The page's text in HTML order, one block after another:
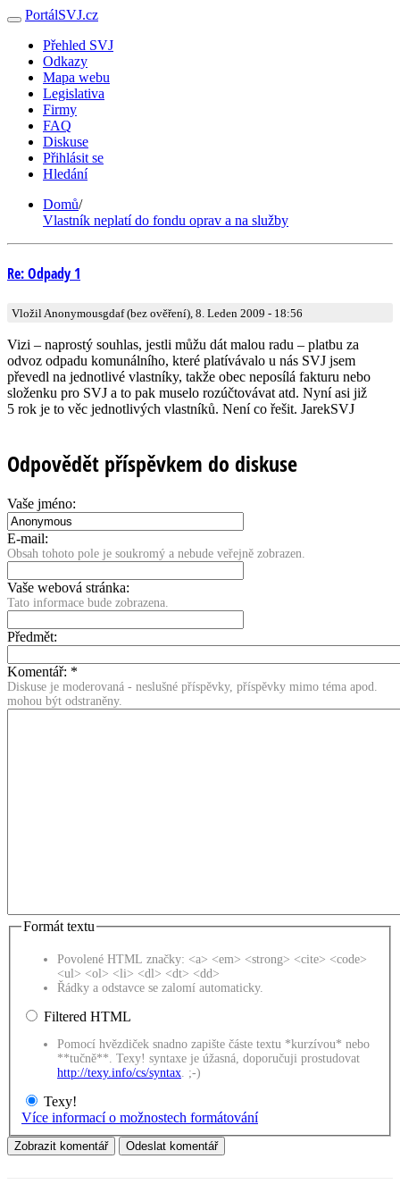
PortálSVJ.cz
Přehled SVJ
Odkazy
Mapa webu
Legislativa
Firmy
FAQ
Diskuse
Přihlásit se
Hledání
Domů/
Vlastník neplatí do fondu oprav a na služby
Re: Odpady 1
Vložil Anonymousgdaf (bez ověření), 8. Leden 2009 - 18:56
Vizi – naprostý souhlas, jestli můžu dát malou radu – platbu za
odvoz odpadu komunálního, které platívávalo u nás SVJ jsem
převedl na jednotlivé vlastníky, takže obec neposílá fakturu nebo
složenku pro SVJ a to pak muselo rozúčtovávat atd. Nyní asi již
5 rok je to věc jednotlivých vlastníků. Není co řešit. JarekSVJ
Odpovědět příspěvkem do diskuse
Vaše jméno:
E-mail:
Obsah tohoto pole je soukromý a nebude veřejně zobrazen.
Vaše webová stránka:
Tato informace bude zobrazena.
Předmět:
Komentář: *
Diskuse je moderovaná - neslušné příspěvky, příspěvky mimo téma apod.
mohou být odstraněny.
Formát textu
Povolené HTML značky: <a> <em> <strong> <cite> <code>
<ul> <ol> <li> <dl> <dt> <dd>
Řádky a odstavce se zalomí automaticky.
Filtered HTML
Pomocí hvězdiček snadno zapište částe textu *kurzívou* nebo
**tučně**. Texy! syntaxe je úžasná, doporučuji prostudovat
http://texy.info/cs/syntax . ;-)
Texy!
Více informací o možnostech formátování